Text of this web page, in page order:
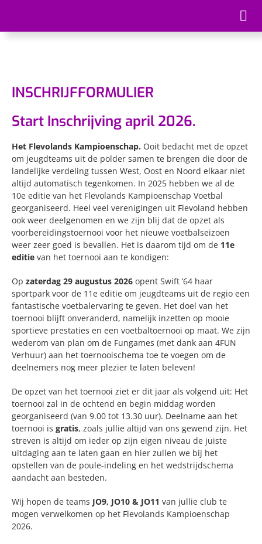
content
INSCHRIJFFORMULIER
Start Inschrijving april 2026.
Het Flevolands Kampioenschap. Ooit bedacht met de opzet
om jeugdteams uit de polder samen te brengen die door de
landelijke verdeling tussen West, Oost en Noord elkaar niet
altijd automatisch tegenkomen. In 2025 hebben we al de
10e editie van het Flevolands Kampioenschap Voetbal
georganiseerd. Heel veel verenigingen uit Flevoland hebben
ook weer deelgenomen en we zijn blij dat de opzet als
voorbereidingstoernooi voor het nieuwe voetbalseizoen
weer zeer goed is bevallen. Het is daarom tijd om de 11e
editie van het toernooi aan te kondigen:
Op zaterdag 29 augustus 2026 opent Swift ’64 haar
sportpark voor de 11e editie om jeugdteams uit de regio een
fantastische voetbalervaring te geven. Het doel van het
toernooi blijft onveranderd, namelijk inzetten op mooie
sportieve prestaties en een voetbaltoernooi op maat. We zijn
wederom van plan om de Fungames (met dank aan 4FUN
Verhuur) aan het toernooischema toe te voegen om de
deelnemers nog meer plezier te laten beleven!
De opzet van het toernooi ziet er dit jaar als volgend uit: Het
toernooi zal in de ochtend en begin middag worden
georganiseerd (van 9.00 tot 13.30 uur). Deelname aan het
toernooi is gratis, zoals jullie altijd van ons gewend zijn. Het
streven is altijd om ieder op zijn eigen niveau de juiste
uitdaging aan te laten gaan en hier zullen we bij het
opstellen van de poule-indeling en het wedstrijdschema
aandacht aan besteden.
Wij hopen de teams JO9, JO10 & JO11 van jullie club te
mogen verwelkomen op het Flevolands Kampioenschap
2026.